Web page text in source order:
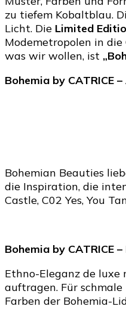
zu tiefem Kobaltblau.
Licht. Die Limited
Modemetropolen in
was wir wollen, ist
Bohemia by CATRICE –
Bohemian Beauties
die Inspiration, die
Castle, C02 Yes, You
Bohemia by CATRICE –
Ethno-Eleganz de luxe
auftragen. Für
Farben der Bohemia-